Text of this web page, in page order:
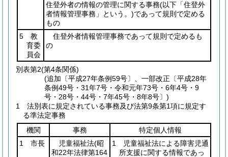
住登外者の情報の管理に関する事務(以下「住登外
者情報管理事務」という。)であって規則で定める
もの
5 教
育委
員会
住登外者情報管理事務であって規則で定めるも
の
別表第2(第4条関係)
(追加〔平成27年条例59号〕、一部改正〔平成28年
条例49号・31年7号・令和元年73号・6年4号・9
号・28号・44号・7年45号・8年8号〕)
1 法別表に規定されている事務及び法第9条第1項に規定す
る準法定事務
機関
事務
特定個人情報
1 市長
児童福祉法(昭
和22年法律第164
1 児童福祉法による障害児通
所支援に関する情報であっ